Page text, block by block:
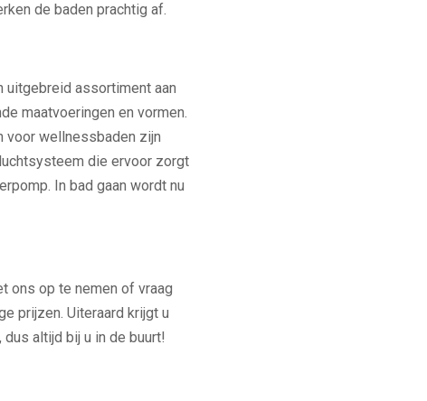
de baden prachtig af.
uitgebreid assortiment aan
maatvoeringen en vormen.
voor wellnessbaden zijn
die ervoor zorgt
In bad gaan wordt nu
ons op te nemen of vraag
prijzen. Uiteraard krijgt u
altijd bij u in de buurt!